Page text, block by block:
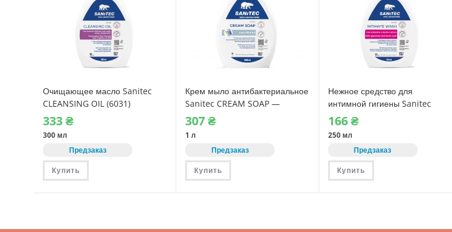
Очищающее масло Sanitec
CLEANSING OIL (6031)
333₴
300 мл
Предзаказ
Купить
Крем мыло антибактериальное
Sanitec CREAM SOAP —
Голубой Ирис (1020)
307₴
1 л
Предзаказ
Купить
Нежное средство для
интимной гигиены Sanitec
INTIMATE WASH с молочной
кислотой (6014) 250 мл
166₴
250 мл
Предзаказ
Купить